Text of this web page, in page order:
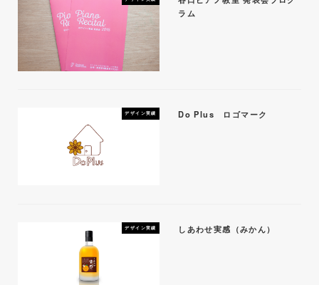
ラム
デザイン実績 Do Plus ロゴマーク
デザイン実績 しあわせ実感（みかん）